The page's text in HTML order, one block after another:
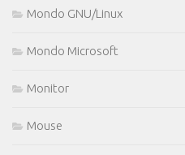
Mondo GNU/Linux
Mondo Microsoft
Monitor
Mouse